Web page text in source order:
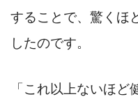
することで、驚くほ
したのです。
「これ以上ないほ